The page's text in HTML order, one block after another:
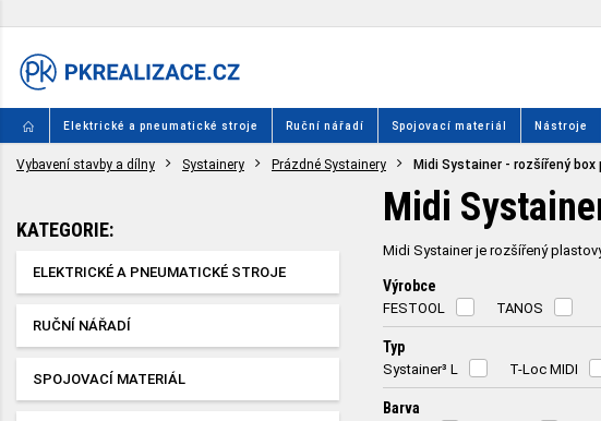
Elektrické a pneumatické stroje Ruční nářadí Spojovací materiál Nástroje
Vybavení stavby a dílny Systainery Prázdné Systainery Midi Systainer - rozšířený box
Midi
Midi Systainer je rozšířený
Výrobce
FESTOOL TANOS
Typ
Systainer³ L T-Loc MIDI
Barva
KATEGORIE:
ELEKTRICKÉ A PNEUMATICKÉ STROJE
RUČNÍ NÁŘADÍ
SPOJOVACÍ MATERIÁL